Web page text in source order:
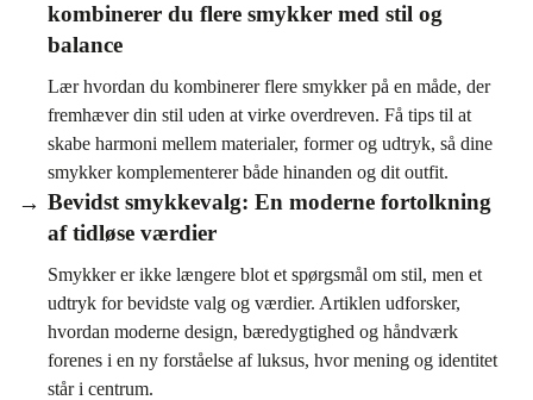
kombinerer du flere smykker med stil og
balance
Lær hvordan du kombinerer flere smykker på en måde, der
fremhæver din stil uden at virke overdreven. Få tips til at
skabe harmoni mellem materialer, former og udtryk, så dine
smykker komplementerer både hinanden og dit outfit.
Bevidst smykkevalg: En moderne fortolkning
af tidløse værdier
Smykker er ikke længere blot et spørgsmål om stil, men et
udtryk for bevidste valg og værdier. Artiklen udforsker,
hvordan moderne design, bæredygtighed og håndværk
forenes i en ny forståelse af luksus, hvor mening og identitet
står i centrum.